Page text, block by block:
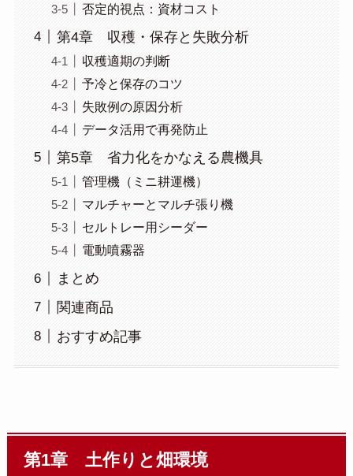
否定的視点：資材コスト
第4章 収穫・保存と失敗分析
収穫適期の判断
予冷と保存のコツ
失敗例の原因分析
データ活用で再発防止
第5章 省力化をかなえる農機具
管理機（ミニ耕運機）
マルチャーとマルチ張り機
セルトレー用シーダー
電動噴霧器
まとめ
関連商品
おすすめ記事
第1章 土作りと畑環境